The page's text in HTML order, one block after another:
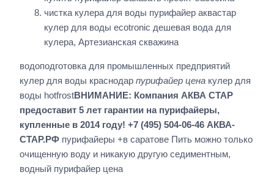
чистка кулера для воды пурифайер аквастар
кулер для воды ecotronic дешевая вода для
кулера, Артезианская скважина
водоподготовка для промышленных предприятий
кулер для воды краснодар пурифайер цена кулер для
воды hotfrostВНИМАНИЕ: Компания АКВА СТАР
предоставит 5 лет гарантии на пурифайеры,
купленные в 2014 году! +7 (495) 504-06-46 АКВА-
СТАР.РФ пурифайеры +в саратове Пить можно только
очищенную воду и никакую другую седиментным,
водный пурифайер цена